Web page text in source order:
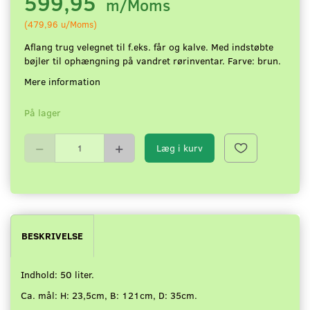
m/Moms
(479,96 u/Moms)
Aflang trug velegnet til f.eks. får og kalve. Med indstøbte
bøjler til ophængning på vandret rørinventar. Farve: brun.
Mere information
På lager
Læg i kurv
BESKRIVELSE
Indhold: 50 liter.
Ca. mål: H: 23,5cm, B: 121cm, D: 35cm.